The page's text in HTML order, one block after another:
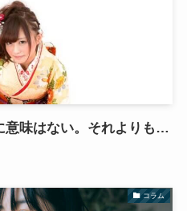
意味はない。それよりも…
コラム